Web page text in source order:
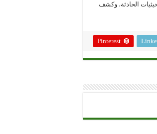
الحادثة، وكشف
Pinterest